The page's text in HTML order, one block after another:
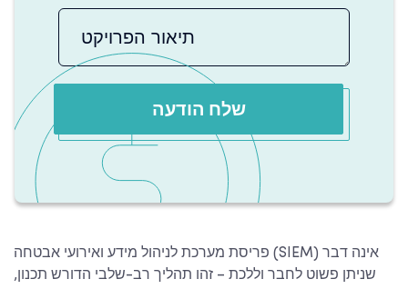
שלח הודעה
פריסת מערכת לניהול מידע ואירועי אבטחה (SIEM) אינה דבר
שניתן פשוט לחבר וללכת – זהו תהליך רב-שלבי הדורש תכנון,